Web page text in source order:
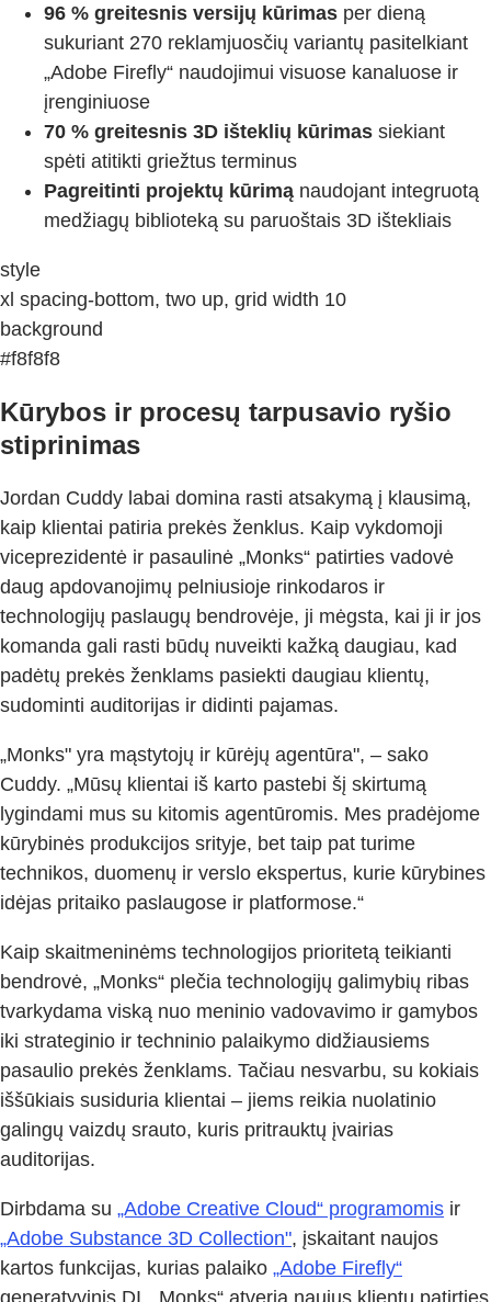
96 % greitesnis versijų kūrimas per dieną
sukuriant 270 reklamjuosčių variantų pasitelkiant
„Adobe Firefly“ naudojimui visuose kanaluose ir
įrenginiuose
70 % greitesnis 3D išteklių kūrimas siekiant
spėti atitikti griežtus terminus
Pagreitinti projektų kūrimą naudojant integruotą
medžiagų biblioteką su paruoštais 3D ištekliais
style
xl spacing-bottom, two up, grid width 10
background
#f8f8f8
Kūrybos ir procesų tarpusavio ryšio
stiprinimas
Jordan Cuddy labai domina rasti atsakymą į klausimą,
kaip klientai patiria prekės ženklus. Kaip vykdomoji
viceprezidentė ir pasaulinė „Monks“ patirties vadovė
daug apdovanojimų pelniusioje rinkodaros ir
technologijų paslaugų bendrovėje, ji mėgsta, kai ji ir jos
komanda gali rasti būdų nuveikti kažką daugiau, kad
padėtų prekės ženklams pasiekti daugiau klientų,
sudominti auditorijas ir didinti pajamas.
„Monks" yra mąstytojų ir kūrėjų agentūra", – sako
Cuddy. „Mūsų klientai iš karto pastebi šį skirtumą
lygindami mus su kitomis agentūromis. Mes pradėjome
kūrybinės produkcijos srityje, bet taip pat turime
technikos, duomenų ir verslo ekspertus, kurie kūrybines
idėjas pritaiko paslaugose ir platformose.“
Kaip skaitmeninėms technologijos prioritetą teikianti
bendrovė, „Monks“ plečia technologijų galimybių ribas
tvarkydama viską nuo meninio vadovavimo ir gamybos
iki strateginio ir techninio palaikymo didžiausiems
pasaulio prekės ženklams. Tačiau nesvarbu, su kokiais
iššūkiais susiduria klientai – jiems reikia nuolatinio
galingų vaizdų srauto, kuris pritrauktų įvairias
auditorijas.
Dirbdama su „Adobe Creative Cloud“ programomis ir
„Adobe Substance 3D Collection", įskaitant naujos
kartos funkcijas, kurias palaiko „Adobe Firefly“
generatyvinis DI, „Monks“ atveria naujus klientų patirties